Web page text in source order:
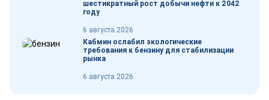
шестикратный рост добычи нефти к 2042
году
6 августа 2026
Кабмин ослабил экологические
требования к бензину для стабилизации
рынка
6 августа 2026